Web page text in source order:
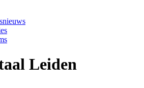
Leiden